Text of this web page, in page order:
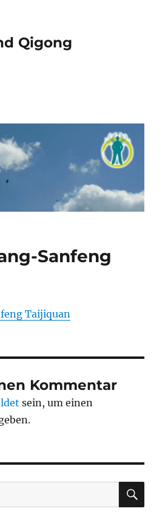
Qigong
Sanfeng
Taijiquan
Kommentar
sein, um einen